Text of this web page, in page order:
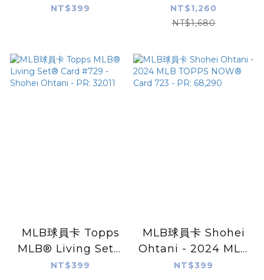
大谷翔平 球衣 鑰匙圈
NT$399
滿版 大谷 Foco Tee
棉質 聚脂纖維 短袖 全
NT$1,260
NT$1,680
MLB球員卡 Topps
MLB® Living Set®
Card #729 -
NT$399
MLB球員卡 Shohei
Ohtani - 2024 MLB
TOPPS NOW®
NT$399